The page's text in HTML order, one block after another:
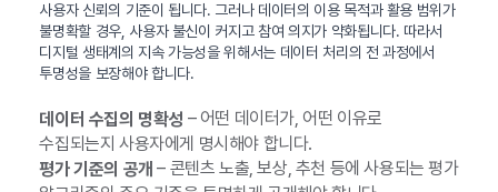
사용자 신뢰의 기준이 됩니다. 그러나 데이터의 이용 목적과 활용 범위가
불명확할 경우, 사용자 불신이 커지고 참여 의지가 약화됩니다. 따라서
디지털 생태계의 지속 가능성을 위해서는 데이터 처리의 전 과정에서
투명성을 보장해야 합니다.
데이터 수집의 명확성 – 어떤 데이터가, 어떤 이유로
수집되는지 사용자에게 명시해야 합니다.
평가 기준의 공개 – 콘텐츠 노출, 보상, 추천 등에 사용되는 평가